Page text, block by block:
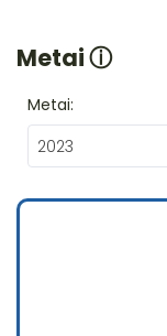
Metaiⓘ
Metai:
2023